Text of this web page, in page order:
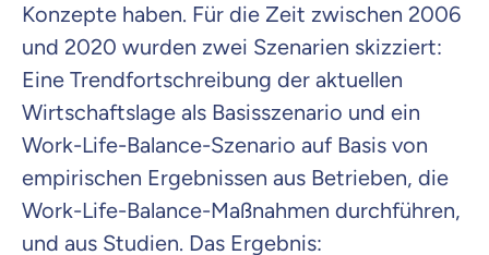
Konzepte haben. Für die Zeit zwischen 2006
und 2020 wurden zwei Szenarien skizziert:
Eine Trendfortschreibung der aktuellen
Wirtschaftslage als Basisszenario und ein
Work-Life-Balance-Szenario auf Basis von
empirischen Ergebnissen aus Betrieben, die
Work-Life-Balance-Maßnahmen durchführen,
und aus Studien. Das Ergebnis: